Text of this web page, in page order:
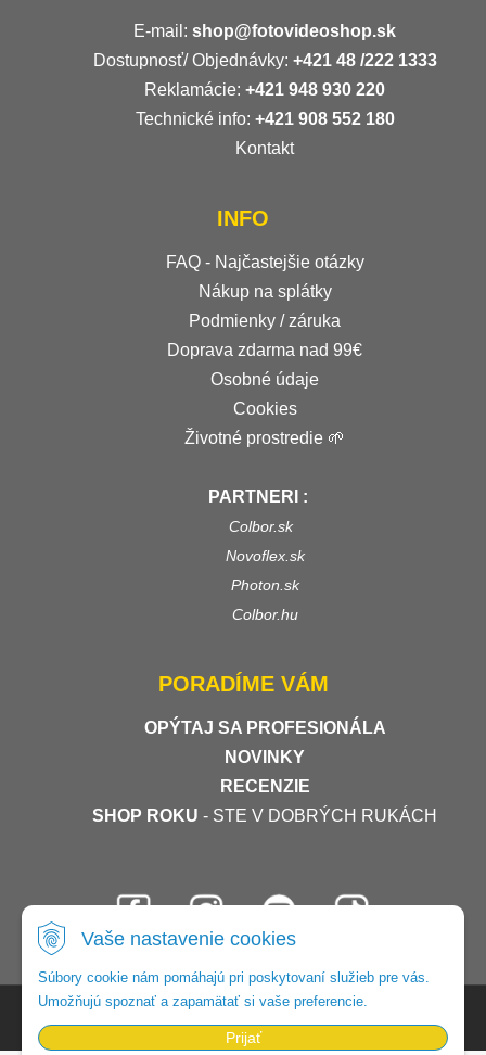
Vaše nastavenie cookies
Súbory cookie nám pomáhajú pri poskytovaní služieb pre vás.
Umožňujú spoznať a zapamätať si vaše preferencie.
Prijať
E-mail: shop@fotovideoshop.sk
Dostupnosť/ Objednávky: +421 48 /222 1333
Reklamácie: +421 948 930 220
Technické info: +421 908 552 180
Kontakt
INFO
FAQ - Najčastejšie otázky
Nákup na splátky
Podmienky / záruka
Doprava zdarma nad 99€
Osobné údaje
Cookies
Životné prostredie 🌱
PARTNERI :
Colbor.sk
Novoflex.sk
Photon.sk
Colbor.hu
PORADÍME VÁM
OPÝTAJ SA PROFESIONÁLA
NOVINKY
RECENZIE
SHOP ROKU - STE V DOBRÝCH RUKÁCH
© 2026 Foto-video-shop •tvorba eshopu cez UNIobchod
spoločnostiWEBYGROUP